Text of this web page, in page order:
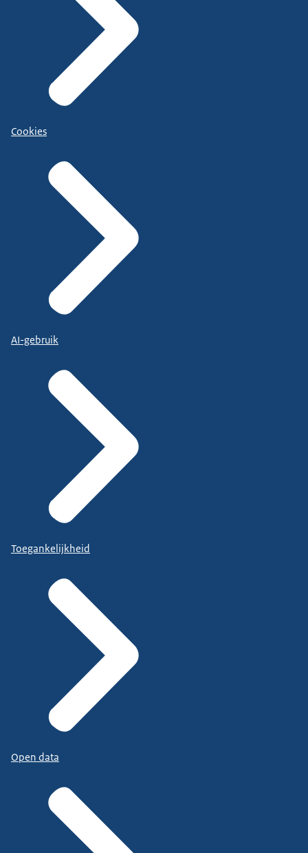
Cookies
AI-gebruik
Toegankelijkheid
Open data